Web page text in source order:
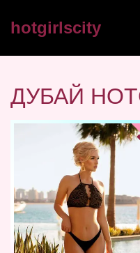
hotgirlscity
ДУБАЙ